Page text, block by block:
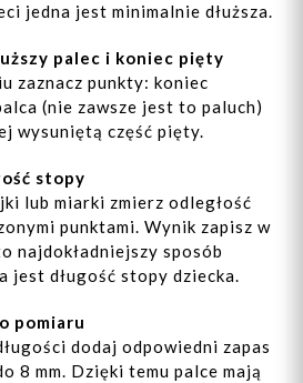
jedna jest minimalnie dłuższa.
palec i koniec pięty
zaznacz punkty: koniec
(nie zawsze jest to paluch)
wysuniętą część pięty.
stopy
lub miarki zmierz odległość
punktami. Wynik zapisz w
najdokładniejszy sposób
jest długość stopy dziecka.
pomiaru
dodaj odpowiedni zapas
8 mm. Dzięki temu palce mają